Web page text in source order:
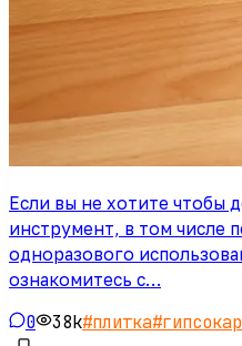
Если вы не хотите чтобы
инструмент, в том числе
одноразового
ознакомитесь с…
0 38k#плитка#